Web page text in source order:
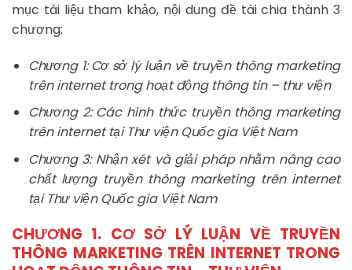
mục tài liệu tham khảo, nội dung đề tài chia thành 3
chương:
Chương 1: Cơ sở lý luận về truyền thông marketing
trên internet trong hoạt động thông tin – thư viện
Chương 2: Các hình thức truyền thông marketing
trên internet tại Thư viện Quốc gia Việt Nam
Chương 3: Nhận xét và giải pháp nhằm nâng cao
chất lượng truyền thông marketing trên internet
tại Thư viện Quốc gia Việt Nam
CHƯƠNG 1. CƠ SỞ LÝ LUẬN VỀ TRUYỀN
THÔNG MARKETING TRÊN INTERNET TRONG